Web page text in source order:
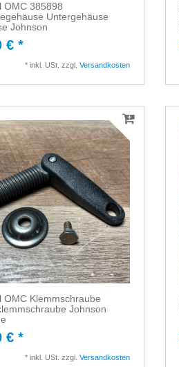
OMC 385898
Untergehäuse
Johnson
€ *
* inkl. USt. zzgl. Versandkosten
OMC Klemmschraube
Johnson
€ *
* inkl. USt. zzgl. Versandkosten